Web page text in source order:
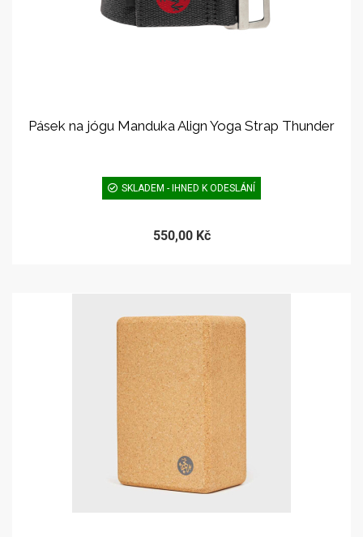
Pásek na jógu Manduka Align Yoga Strap Thunder
SKLADEM - IHNED K ODESLÁNÍ
550,00 Kč